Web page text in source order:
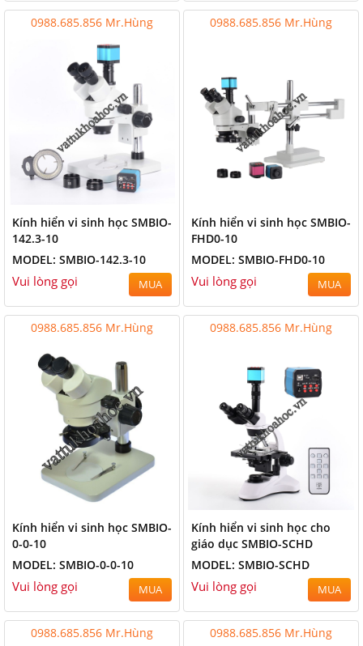
0988.685.856 Mr.Hùng
Kính hiển vi sinh học SMBIO-
142.3-10
MODEL: SMBIO-142.3-10
Vui lòng gọi MUA
0988.685.856 Mr.Hùng
Kính hiển vi sinh học SMBIO-
FHD0-10
MODEL: SMBIO-FHD0-10
Vui lòng gọi MUA
0988.685.856 Mr.Hùng
Kính hiển vi sinh học SMBIO-
0-0-10
MODEL: SMBIO-0-0-10
Vui lòng gọi MUA
0988.685.856 Mr.Hùng
Kính hiển vi sinh học cho
giáo dục SMBIO-SCHD
MODEL: SMBIO-SCHD
Vui lòng gọi MUA
0988.685.856 Mr.Hùng 0988.685.856 Mr.Hùng